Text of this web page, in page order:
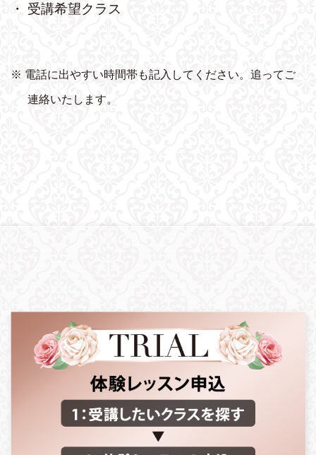
・ 受講希望クラス
※ 電話に出やすい時間帯も記入してください。追ってご
連絡いたします。